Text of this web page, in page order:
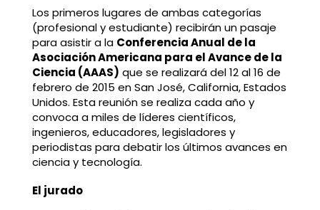
Los primeros lugares de ambas categorías
(profesional y estudiante) recibirán un pasaje
para asistir a la Conferencia Anual de la
Asociación Americana para el Avance de la
Ciencia (AAAS) que se realizará del 12 al 16 de
febrero de 2015 en San José, California, Estados
Unidos. Esta reunión se realiza cada año y
convoca a miles de líderes científicos,
ingenieros, educadores, legisladores y
periodistas para debatir los últimos avances en
ciencia y tecnología.
El jurado